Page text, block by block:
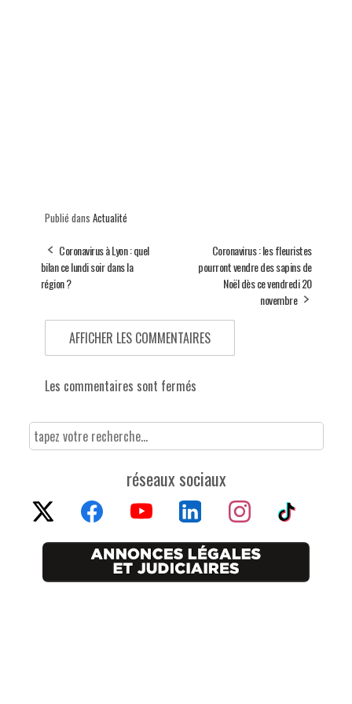
Publié dans Actualité
Coronavirus à Lyon : quel
bilan ce lundi soir dans la
région ?
Coronavirus : les fleuristes
pourront vendre des sapins de
Noël dès ce vendredi 20
novembre
AFFICHER LES COMMENTAIRES
Les commentaires sont fermés
réseaux sociaux